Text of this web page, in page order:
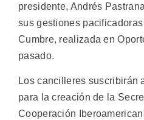
presidente, Andrés
sus gestiones pacificadoras
Cumbre, realizada en
pasado.
Los cancilleres suscribirán
para la creación de la
Cooperación